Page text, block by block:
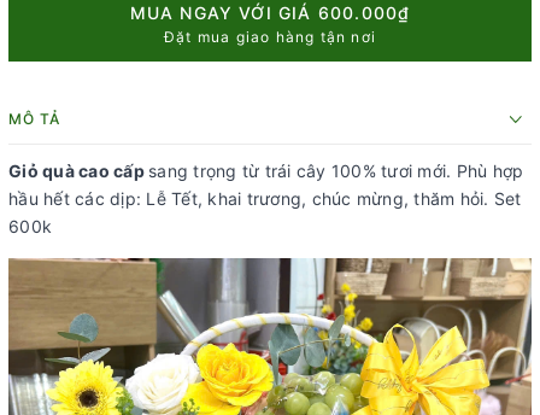
MUA NGAY VỚI GIÁ 600.000₫
Đặt mua giao hàng tận nơi
MÔ TẢ
Giỏ quà cao cấp sang trọng từ trái cây 100% tươi mới. Phù hợp
hầu hết các dịp: Lễ Tết, khai trương, chúc mừng, thăm hỏi. Set
600k